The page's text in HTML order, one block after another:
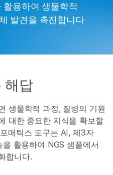
용하여 생물학적
발견을 촉진합니다
해답
생물학적 과정, 질병의 기원
대한 중요한 지식을 확보할
매틱스 도구는 AI, 제3자
활용하여 NGS 샘플에서
합니다.